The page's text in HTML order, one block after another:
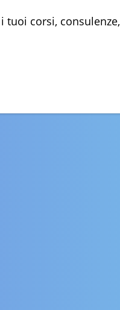
tuoi corsi, consulenze,